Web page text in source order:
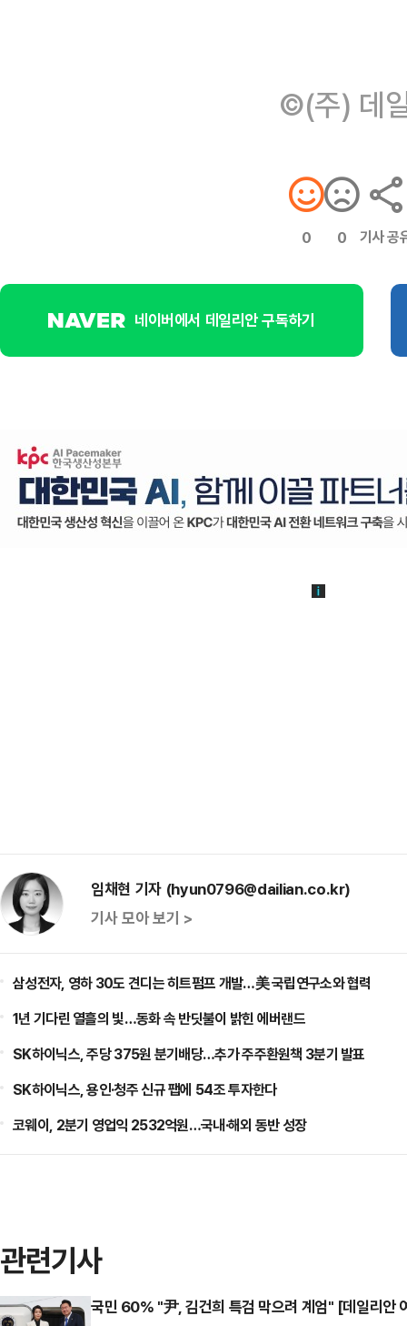
©(주) 데
0 0 기사 공
네이버에서 데일리안 구독하기
임채현 기자 (hyun0796@dailian.co.kr)
기사 모아 보기 >
삼성전자, 영하 30도 견디는 히트펌프 개발…美 국립연구소와 협력
1년 기다린 열흘의 빛…동화 속 반딧불이 밝힌 에버랜드
SK하이닉스, 주당 375원 분기배당…추가 주주환원책 3분기 발표
SK하이닉스, 용인·청주 신규 팹에 54조 투자한다
코웨이, 2분기 영업익 2532억원…국내·해외 동반 성장
관련기사
국민 60% "尹, 김건희 특검 막으려 계엄" [데일리안